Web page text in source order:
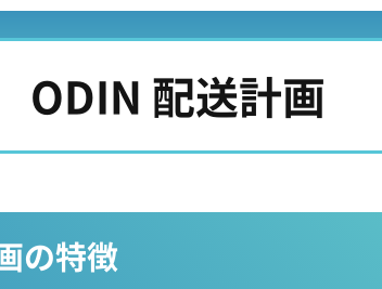
ODIN 配送計画
の特徴